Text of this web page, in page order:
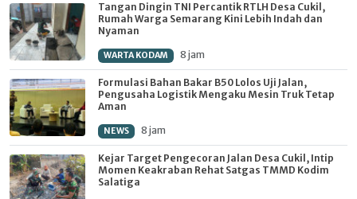
Tangan Dingin TNI Percantik RTLH Desa Cukil,
Rumah Warga Semarang Kini Lebih Indah dan
Nyaman
WARTA KODAM 8 jam
Formulasi Bahan Bakar B50 Lolos Uji Jalan,
Pengusaha Logistik Mengaku Mesin Truk Tetap
Aman
NEWS 8 jam
Kejar Target Pengecoran Jalan Desa Cukil, Intip
Momen Keakraban Rehat Satgas TMMD Kodim
Salatiga